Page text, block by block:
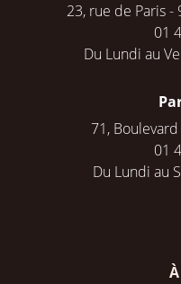
23, rue de Paris
01
Du Lundi au
71,
01
Du Lundi au